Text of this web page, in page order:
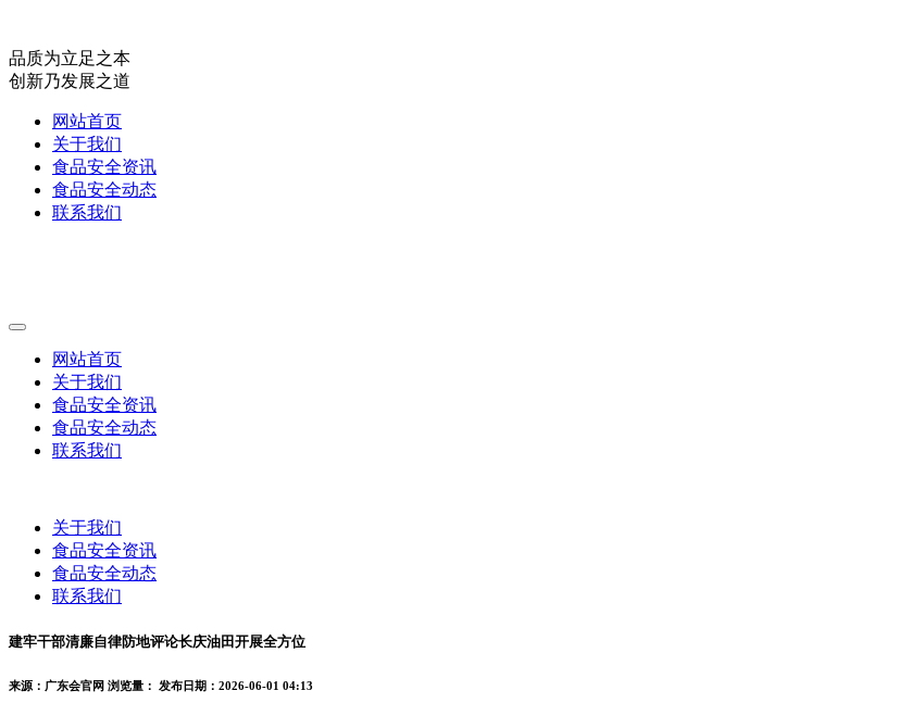
品质为立足之本
创新乃发展之道
网站首页
关于我们
食品安全资讯
食品安全动态
联系我们
网站首页
关于我们
食品安全资讯
食品安全动态
联系我们
关于我们
食品安全资讯
食品安全动态
联系我们
建牢干部清廉自律防地评论长庆油田开展全方位
来源：广东会官网 浏览量： 发布日期：2026-06-01 04:13